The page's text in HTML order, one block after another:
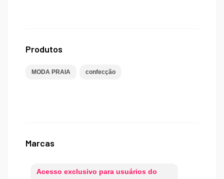
Produtos
MODA PRAIA confecção
Marcas
Acesso exclusivo para usuários do